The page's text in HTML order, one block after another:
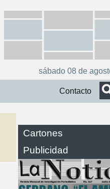
sábado 08 de
Contacto
Cartones
Publicidad